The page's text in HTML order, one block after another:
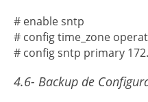
# enable sntp
# config time_zone
# config sntp primary
4.6- Backup de